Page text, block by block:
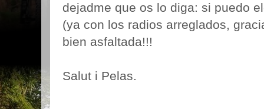
dejadme que os lo diga: si puedo
(ya con los radios arreglados,
bien asfaltada!!!
Salut i Pelas.